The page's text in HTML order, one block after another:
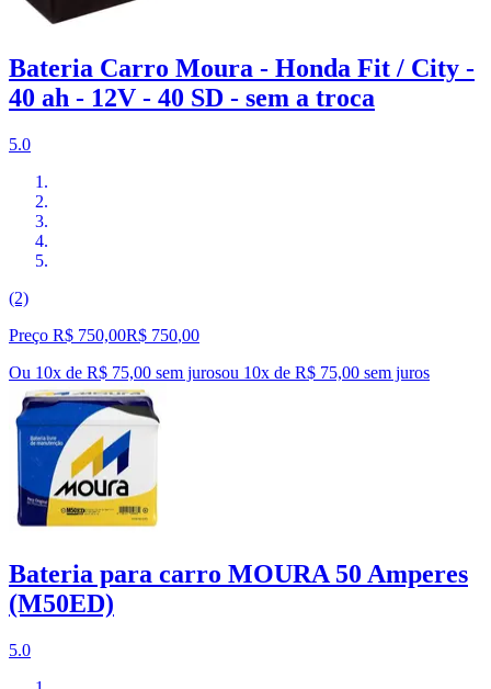
Bateria Carro Moura - Honda Fit / City -
40 ah - 12V - 40 SD - sem a troca
5.0
(2)
Preço R$ 750,00R$ 750,00
Ou 10x de R$ 75,00 sem jurosou 10x de R$ 75,00 sem juros
Bateria para carro MOURA 50 Amperes
(M50ED)
5.0